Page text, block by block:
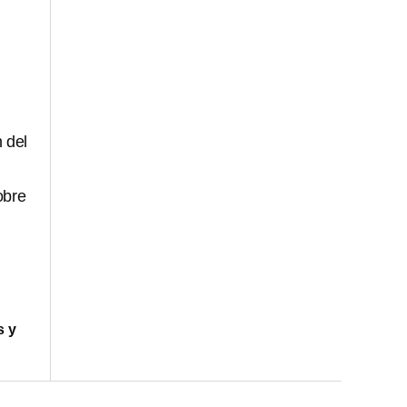
del
y